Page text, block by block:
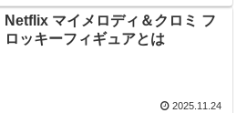
Netflix マイメロディ＆クロミ フ
ロッキーフィギュアとは
2025.11.24